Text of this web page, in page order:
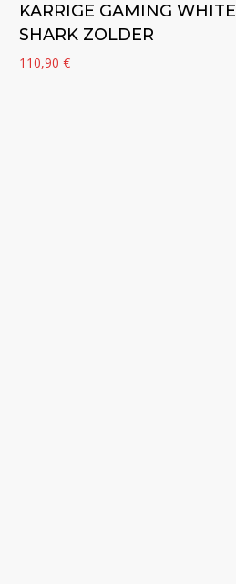
KARRIGE GAMING WHITE
SHARK ZOLDER
110,90 €